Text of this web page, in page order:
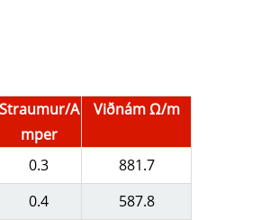
Straumur/A
mper
Viðnám Ω/m
0.3
881.7
0.4
587.8